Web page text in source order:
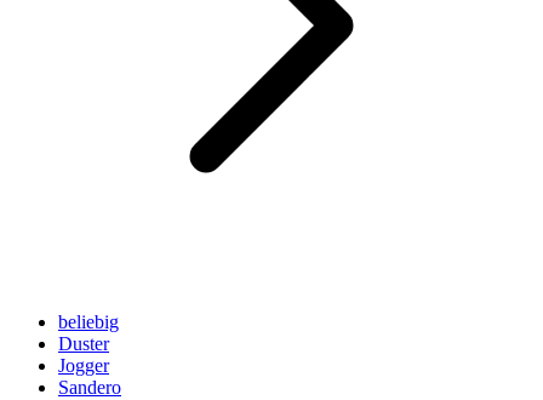
beliebig
Duster
Jogger
Sandero